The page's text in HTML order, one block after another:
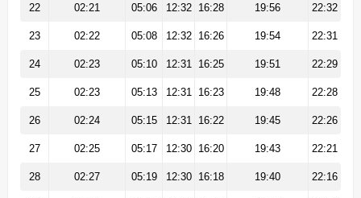
22 02:21 05:06 12:32 16:28 19:56 22:32
23 02:22 05:08 12:32 16:26 19:54 22:31
24 02:23 05:10 12:31 16:25 19:51 22:29
25 02:23 05:13 12:31 16:23 19:48 22:28
26 02:24 05:15 12:31 16:22 19:45 22:26
27 02:25 05:17 12:30 16:20 19:43 22:21
28 02:27 05:19 12:30 16:18 19:40 22:16